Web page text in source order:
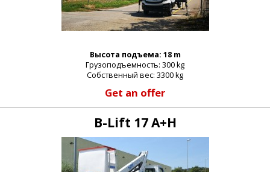
Высота подъема: 18 m
Грузоподъемность: 300 kg
Собственный вес: 3300 kg
Get an offer
B-Lift 17 A+H